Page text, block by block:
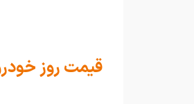
قیمت روز